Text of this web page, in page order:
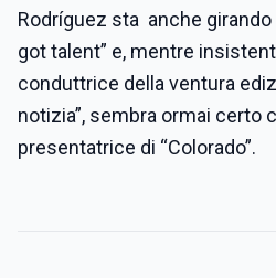
Rodríguez sta anche girando
got talent” e, mentre
conduttrice della ventura
notizia”, sembra ormai certo
presentatrice di “Colorado”.